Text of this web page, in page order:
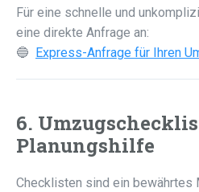
Für eine schnelle und
eine direkte Anfrage an:
🔵
Express-Anfrage für Ihren
6.
Planungshilfe
Checklisten sind ein bewährtes